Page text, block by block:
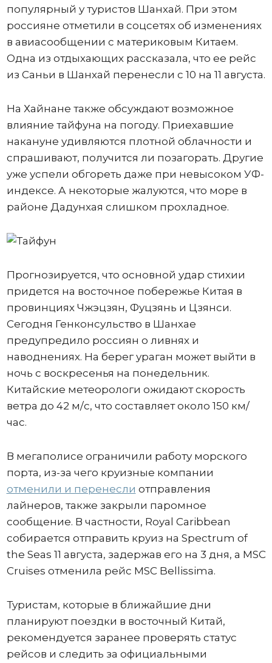
популярный у туристов Шанхай. При этом
россияне отметили в соцсетях об изменениях
в авиасообщении с материковым Китаем.
Одна из отдыхающих рассказала, что ее рейс
из Саньи в Шанхай перенесли с 10 на 11 августа.
На Хайнане также обсуждают возможное
влияние тайфуна на погоду. Приехавшие
накануне удивляются плотной облачности и
спрашивают, получится ли позагорать. Другие
уже успели обгореть даже при невысоком УФ-
индексе. А некоторые жалуются, что море в
районе Дадунхая слишком прохладное.
Прогнозируется, что основной удар стихии
придется на восточное побережье Китая в
провинциях Чжэцзян, Фуцзянь и Цзянси.
Сегодня Генконсульство в Шанхае
предупредило россиян о ливнях и
наводнениях. На берег ураган может выйти в
ночь с воскресенья на понедельник.
Китайские метеорологи ожидают скорость
ветра до 42 м/с, что составляет около 150 км/
час.
В мегаполисе ограничили работу морского
порта, из-за чего круизные компании
отменили и перенесли отправления
лайнеров, также закрыли паромное
сообщение. В частности, Royal Caribbean
собирается отправить круиз на Spectrum of
the Seas 11 августа, задержав его на 3 дня, а MSC
Cruises отменила рейс MSC Bellissima.
Туристам, которые в ближайшие дни
планируют поездки в восточный Китай,
рекомендуется заранее проверять статус
рейсов и следить за официальными